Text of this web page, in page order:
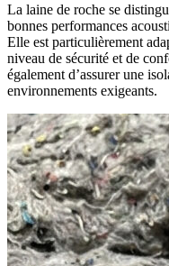
La laine de roche se
bonnes performances
Elle est particulièrement
niveau de sécurité et de
également d’assurer une
environnements exigeants.